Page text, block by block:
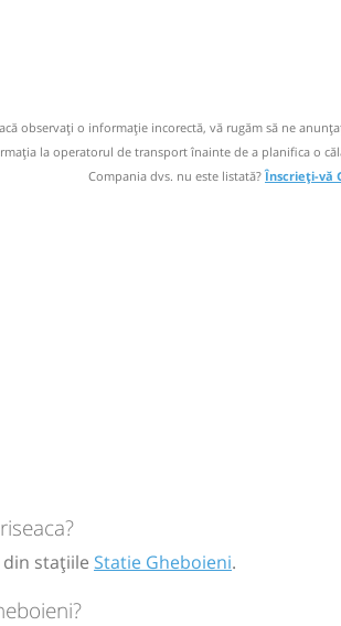
observați o informaţie incorectă, vă rugăm să ne
la operatorul de transport înainte de a planifica o
Compania dvs. nu este listată?Înscrieți-vă
din stațiile Statie Gheboieni.